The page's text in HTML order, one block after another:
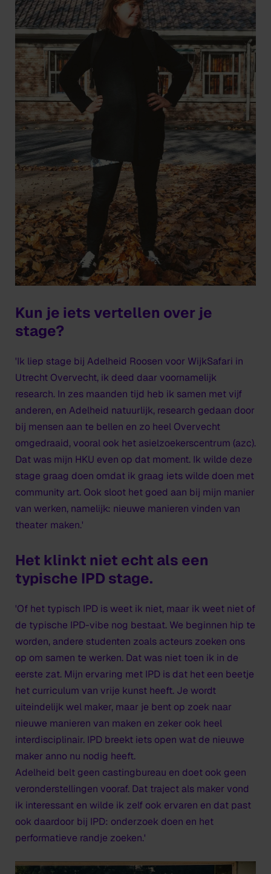
Kun je iets vertellen over je
stage?
'Ik liep stage bij Adelheid Roosen voor WijkSafari in
Utrecht Overvecht, ik deed daar voornamelijk
research. In zes maanden tijd heb ik samen met vijf
anderen, en Adelheid natuurlijk, research gedaan door
bij mensen aan te bellen en zo heel Overvecht
omgedraaid, vooral ook het asielzoekerscentrum (azc).
Dat was mijn HKU even op dat moment. Ik wilde deze
stage graag doen omdat ik graag iets wilde doen met
community art. Ook sloot het goed aan bij mijn manier
van werken, namelijk: nieuwe manieren vinden van
theater maken.'
Het klinkt niet echt als een
typische IPD stage.
'Of het typisch IPD is weet ik niet, maar ik weet niet of
de typische IPD-vibe nog bestaat. We beginnen hip te
worden, andere studenten zoals acteurs zoeken ons
op om samen te werken. Dat was niet toen ik in de
eerste zat. Mijn ervaring met IPD is dat het een beetje
het curriculum van vrije kunst heeft. Je wordt
uiteindelijk wel maker, maar je bent op zoek naar
nieuwe manieren van maken en zeker ook heel
interdisciplinair. IPD breekt iets open wat de nieuwe
maker anno nu nodig heeft.
Adelheid belt geen castingbureau en doet ook geen
veronderstellingen vooraf. Dat traject als maker vond
ik interessant en wilde ik zelf ook ervaren en dat past
ook daardoor bij IPD: onderzoek doen en het
performatieve randje zoeken.'